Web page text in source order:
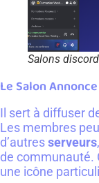
Salons
Le Salon Annonce
Il sert à diffuser
Les membres
d’autresserveurs
de communauté.
une icône